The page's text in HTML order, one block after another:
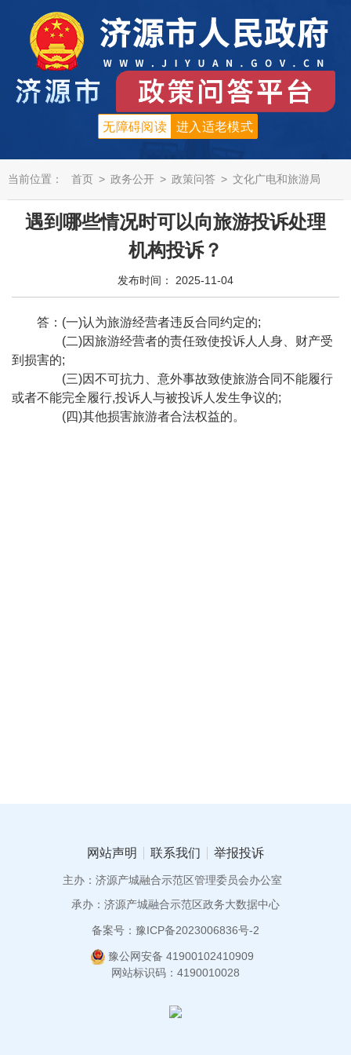
进入适老模式
无障碍阅读
当前位置： 首页 > 政务公开 > 政策问答 > 文化广电和旅游局
遇到哪些情况时可以向旅游投诉处理
机构投诉？
发布时间： 2025-11-04
答： (一)认为旅游经营者违反合同约定的;
(二)因旅游经营者的责任致使投诉人人身、财产受
到损害的;
(三)因不可抗力、意外事故致使旅游合同不能履行
或者不能完全履行,投诉人与被投诉人发生争议的;
(四)其他损害旅游者合法权益的。
网站声明 联系我们 举报投诉
主办：济源产城融合示范区管理委员会办公室
承办：济源产城融合示范区政务大数据中心
备案号：豫ICP备2023006836号-2
豫公网安备 41900102410909
网站标识码：4190010028